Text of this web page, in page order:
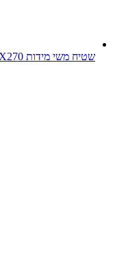
שטיח משי מידות 370X270